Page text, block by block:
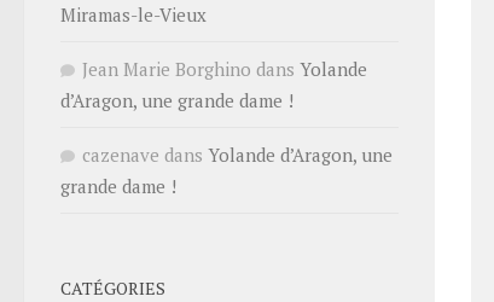
Miramas-le-Vieux
Jean Marie Borghino dans Yolande
d’Aragon, une grande dame !
cazenave dans Yolande d’Aragon, une
grande dame !
CATÉGORIES